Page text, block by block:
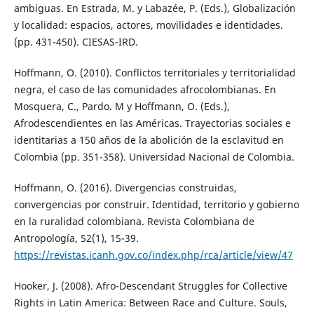
ambiguas. En Estrada, M. y Labazée, P. (Eds.), Globalización
y localidad: espacios, actores, movilidades e identidades.
(pp. 431-450). CIESAS-IRD.
Hoffmann, O. (2010). Conflictos territoriales y territorialidad
negra, el caso de las comunidades afrocolombianas. En
Mosquera, C., Pardo. M y Hoffmann, O. (Eds.),
Afrodescendientes en las Américas. Trayectorias sociales e
identitarias a 150 años de la abolición de la esclavitud en
Colombia (pp. 351-358). Universidad Nacional de Colombia.
Hoffmann, O. (2016). Divergencias construidas,
convergencias por construir. Identidad, territorio y gobierno
en la ruralidad colombiana. Revista Colombiana de
Antropología, 52(1), 15-39.
https://revistas.icanh.gov.co/index.php/rca/article/view/47
Hooker, J. (2008). Afro-Descendant Struggles for Collective
Rights in Latin America: Between Race and Culture. Souls,